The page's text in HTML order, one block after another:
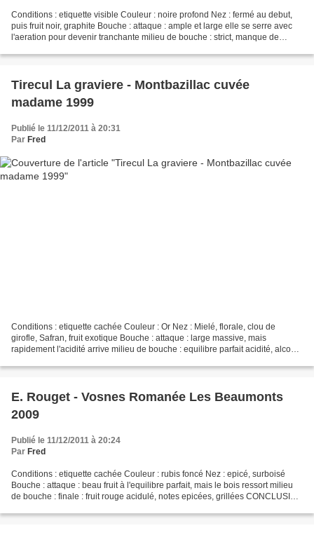
Conditions : etiquette visible Couleur : noire profond Nez : fermé au debut,
puis fruit noir, graphite Bouche : attaque : ample et large elle se serre avec
l'aeration pour devenir tranchante milieu de bouche : strict, manque de
Tirecul La graviere - Montbazillac cuvée
madame 1999
Publié le 11/12/2011 à 20:31
Par Fred
Conditions : etiquette cachée Couleur : Or Nez : Mielé, florale, clou de
girofle, Safran, fruit exotique Bouche : attaque : large massive, mais
rapidement l'acidité arrive milieu de bouche : equilibre parfait acidité, alcool
E. Rouget - Vosnes Romanée Les Beaumonts
2009
Publié le 11/12/2011 à 20:24
Par Fred
Conditions : etiquette cachée Couleur : rubis foncé Nez : epicé, surboisé
Bouche : attaque : beau fruit à l'equilibre parfait, mais le bois ressort milieu
de bouche : finale : fruit rouge acidulé, notes epicées, grillées CONCLUSION